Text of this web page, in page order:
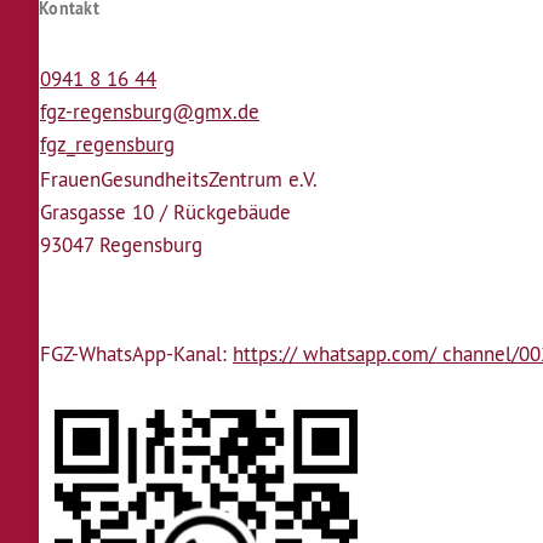
Kontakt
0941 8 16 44
fgz-regensburg@gmx.de
fgz_regensburg
Frauen­Gesundheits­Zentrum e.V.
Grasgasse 10 / Rückgebäude
93047 Regensburg
FGZ-WhatsApp-Kanal: https:// whatsapp.com/ channel/